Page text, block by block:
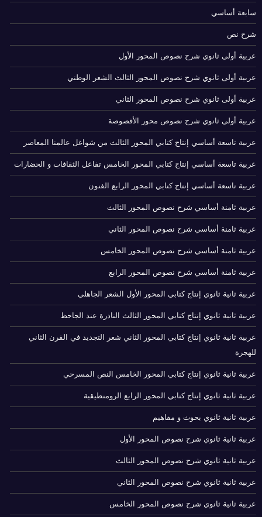
سابعة أساسي
شرح نص
عربية أولى ثانوي شرح نصوص المحور الأول
عربية أولى ثانوي شرح نصوص المحور الثالث الشعر الوطني
عربية أولى ثانوي شرح نصوص المحور الثاني
عربية أولى ثانوي شرح نصوص محور الأقصوصة
عربية تاسعة أساسي إنتاج كتابي المحور الثالث من شواغل عالمنا المعاصر
عربية تاسعة أساسي إنتاج كتابي المحور الخامس تفاعل الثقافات و الحضارات
عربية تاسعة أساسي إنتاج كتابي المحور الرابع الفنون
عربية ثامنة أساسي شرح نصوص المحور الثالث
عربية ثامنة أساسي شرح نصوص المحور الثاني
عربية ثامنة أساسي شرح نصوص المحور الخامس
عربية ثامنة أساسي شرح نصوص المحور الرابع
عربية ثانية ثانوي إنتاج كتابي المحور الأول الشعر الجاهلي
عربية ثانية ثانوي إنتاج كتابي المحور الثالث النادرة عند الجاحظ
عربية ثانية ثانوي إنتاج كتابي المحور الثاني شعر التجديد في القرن الثاني
للهجرة
عربية ثانية ثانوي إنتاج كتابي المحور الخامس النص المسرحي
عربية ثانية ثانوي إنتاج كتابي المحور الرابع الرومنطيقية
عربية ثانية ثانوي بحوث و مفاهيم
عربية ثانية ثانوي شرح نصوص المحور الأول
عربية ثانية ثانوي شرح نصوص المحور الثالث
عربية ثانية ثانوي شرح نصوص المحور الثاني
عربية ثانية ثانوي شرح نصوص المحور الخامس